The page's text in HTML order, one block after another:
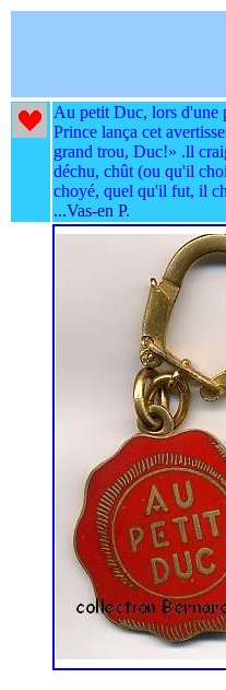
Au petit Duc, lors d'une
Prince lança cet
grand trou, Duc!» .ll
déchu, chût (ou qu'il
choyé, quel qu'il fut, il
...Vas-en P.